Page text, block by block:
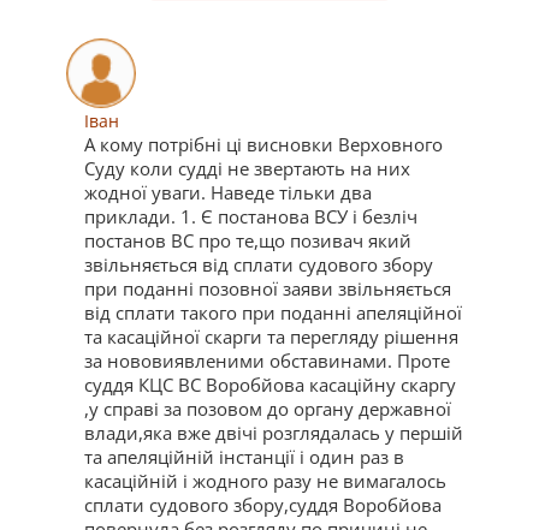
Іван
А кому потрібні ці висновки Верховного
Суду коли судді не звертають на них
жодної уваги. Наведе тільки два
приклади. 1. Є постанова ВСУ і безліч
постанов ВС про те,що позивач який
звільняється від сплати судового збору
при поданні позовної заяви звільняється
від сплати такого при поданні апеляційної
та касаційної скарги та перегляду рішення
за нововиявленими обставинами. Проте
суддя КЦС ВС Воробйова касаційну скаргу
,у справі за позовом до органу державної
влади,яка вже двічі розглядалась у першій
та апеляційній інстанції і один раз в
касаційній і жодного разу не вимагалось
сплати судового збору,суддя Воробйова